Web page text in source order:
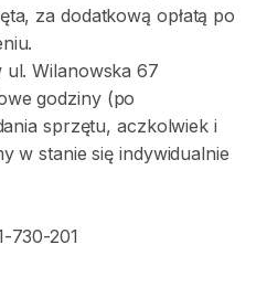
za dodatkową opłatą po
ul. Wilanowska 67
godziny (po
sprzętu, aczkolwiek i
w stanie się indywidualnie
730-201